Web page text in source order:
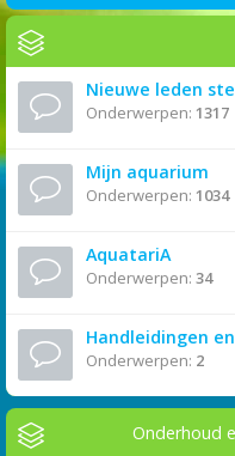
Nieuwe leden
Onderwerpen: 1317
Mijn aquarium
Onderwerpen: 1034
AquatariA
Onderwerpen: 34
Handleidingen
Onderwerpen: 2
Onderhoud